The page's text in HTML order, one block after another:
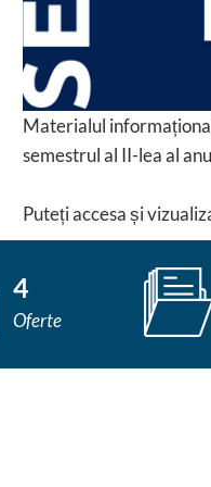
Materialul
semestrul al II-lea al
Puteți accesa și
4
Oferte